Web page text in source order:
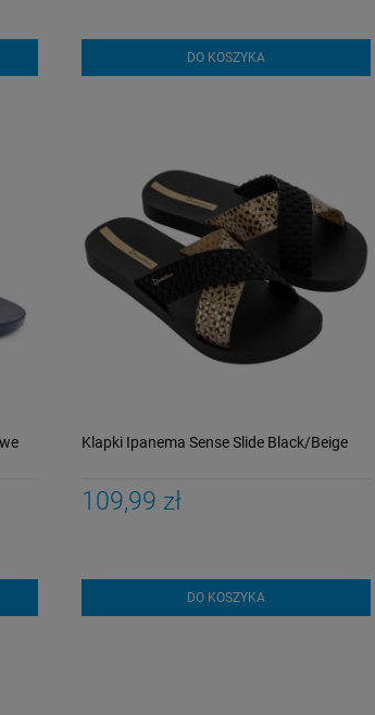
Strój kąpielowy Funkita
259,00 zł
Najniższa cena:
259,00 zł
DO KOSZYKA
DO KOSZYKA
Klapki Ipanema Sense Slide Black/Beige
109,99 zł
DO KOSZYKA